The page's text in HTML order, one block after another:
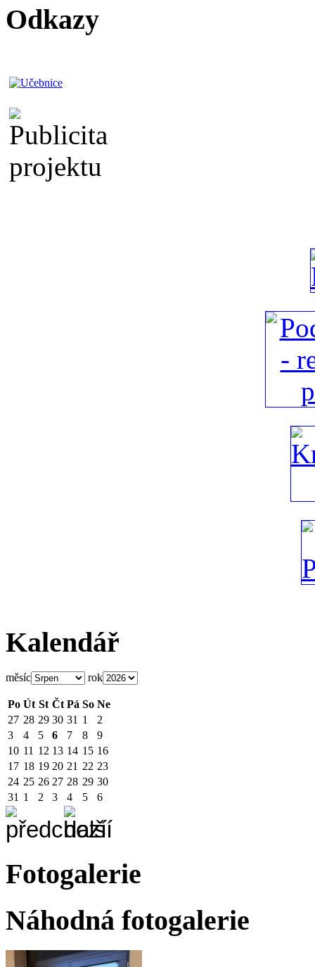
Odkazy
Kalendář
měsíc rok
Po Út St Čt Pá So Ne
27 28 29 30 31 1
2
3
4 5 6 7 8
9
10 11 12 13 14 15 16
17 18 19 20 21 22 23
24 25 26 27 28 29 30
31 1 2 3 4 5 6
Fotogalerie
Náhodná fotogalerie